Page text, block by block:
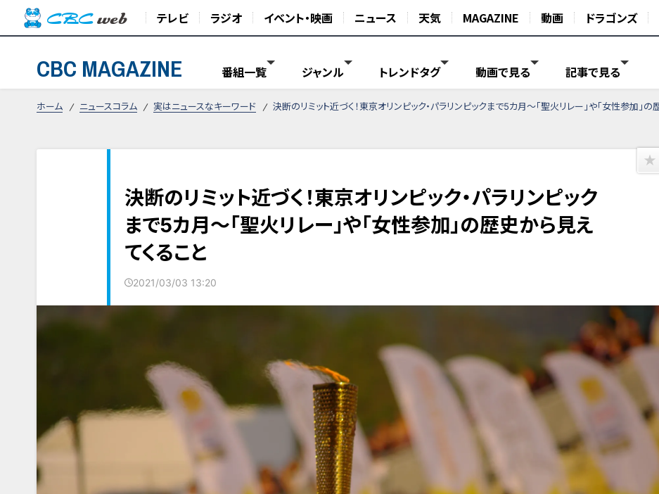
テレビ ラジオ イベント・映画 ニュース 天気 MAGAZINE 動画 ドラゴンズ
CBC MAGAZINE 番組一覧 ジャンル トレンドタグ 動画で見る 記事で見る
ホーム ニュースコラム 実はニュースなキーワード 決断のリミット近づく！東京オリンピック・パラリンピックまで5カ月～「聖火リレー」や「女性参加」の
決断のリミット近づく！東京オリンピック・パラリンピック
まで5カ月～「聖火リレー」や「女性参加」の歴史から見え
てくること
2021/03/03 13:20